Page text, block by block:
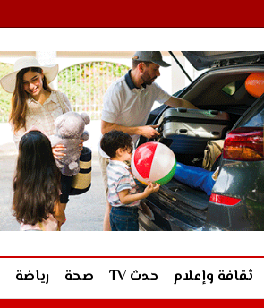
ثقافة وإعلام حدث TV صحة رياضة